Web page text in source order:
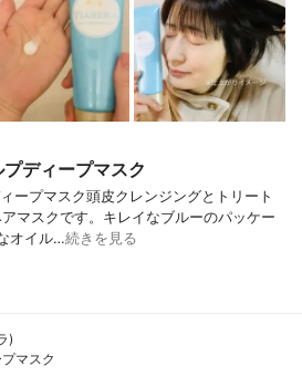
ディープマスク
ープマスク頭皮クレンジングとトリート
マスクです。キレイなブルーのパッケー
オイル…続きを見る
)
マスク